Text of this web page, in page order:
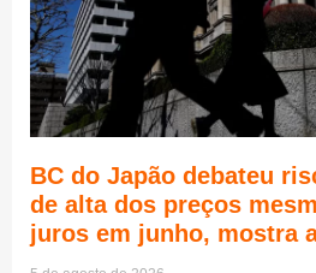
BC do Japão debateu
de alta dos preços
juros em junho, mostra